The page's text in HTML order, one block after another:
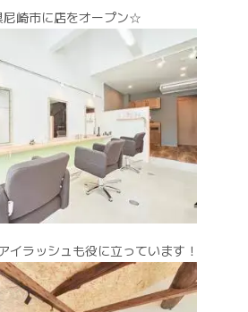
尼崎市に店をオープン☆
イラッシュも役に立っています！